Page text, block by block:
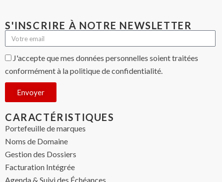
CARACTÉRISTIQUES
Portefeuille de marques
Noms de Domaine
Gestion des Dossiers
Facturation Intégrée
Agenda & Suivi des Échéances
S'INSCRIRE À NOTRE NEWSLETTER
J'accepte que mes données personnelles soient traitées
conformément à la politique de confidentialité.
Envoyer